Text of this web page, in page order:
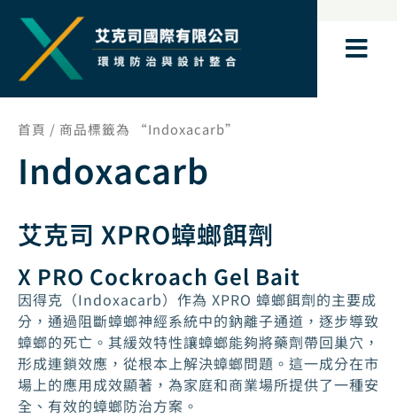
內
首頁 / 商品標籤為 “Indoxacarb”
Indoxacarb
艾克司 XPRO蟑螂餌劑
X PRO Cockroach Gel Bait
因得克（Indoxacarb）作為 XPRO 蟑螂餌劑的主要成
分，通過阻斷蟑螂神經系統中的鈉離子通道，逐步導致
蟑螂的死亡。其緩效特性讓蟑螂能夠將藥劑帶回巢穴，
形成連鎖效應，從根本上解決蟑螂問題。這一成分在市
場上的應用成效顯著，為家庭和商業場所提供了一種安
全、有效的蟑螂防治方案。